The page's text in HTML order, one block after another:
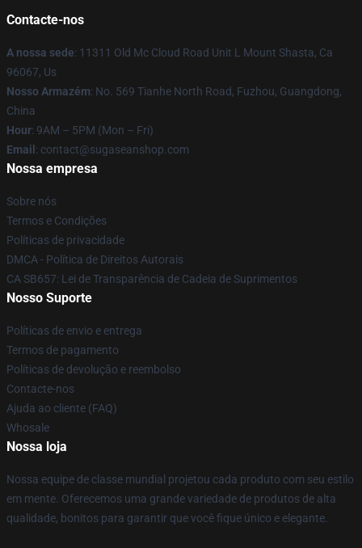
Contacte-nos
A nossa sede: 11311 Old Mc Cloud Road Unit L Mount Shasta, Ca
96067, Us
Nosso Armazém: No. 569 Tianhe North Road, Fuzhou, Guangdong,
China
Hour: 9AM – 5PM (Mon – Fri)
Email : contact@sugaseanshop.com
Nossa empresa
Sobre nós
Termos e Condições
Políticas de privacidade
DMCA - Política de Direitos Autorais
CA SB657: Lei de Transparência de Cadeia de Suprimentos
Nosso Suporte
Políticas de envio e entrega
Termos de pagamento
Políticas de devolução e reembolso
Contacte-nos
Ajuda ao cliente (FAQ)
Whosale
Nossa loja
Nossa equipe de classe mundial projetou cada produto com seu estilo
em mente. Oferecemos uma grande variedade de produtos de alta
qualidade, bonitos para garantir que você fique único e elegante.